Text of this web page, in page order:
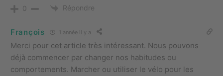
0 Répondre
François 1 année il y a
Merci pour cet article très intéressant. Nous pouvons
déjà commencer par changer nos habitudes ou
comportements. Marcher ou utiliser le vélo pour les